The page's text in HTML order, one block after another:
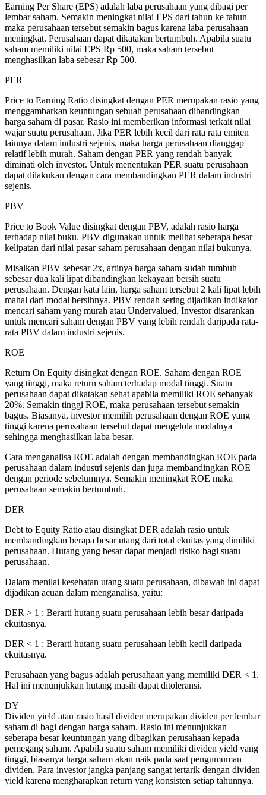
Earning Per Share (EPS) adalah laba perusahaan yang dibagi per
lembar saham. Semakin meningkat nilai EPS dari tahun ke tahun
maka perusahaan tersebut semakin bagus karena laba perusahaan
meningkat. Perusahaan dapat dikatakan bertumbuh. Apabila suatu
saham memiliki nilai EPS Rp 500, maka saham tersebut
menghasilkan laba sebesar Rp 500.
PER
Price to Earning Ratio disingkat dengan PER merupakan rasio yang
menggambarkan keuntungan sebuah perusahaan dibandingkan
harga saham di pasar. Rasio ini memberikan informasi terkait nilai
wajar suatu perusahaan. Jika PER lebih kecil dari rata rata emiten
lainnya dalam industri sejenis, maka harga perusahaan dianggap
relatif lebih murah. Saham dengan PER yang rendah banyak
diminati oleh investor. Untuk menentukan PER suatu perusahaan
dapat dilakukan dengan cara membandingkan PER dalam industri
sejenis.
PBV
Price to Book Value disingkat dengan PBV, adalah rasio harga
terhadap nilai buku. PBV digunakan untuk melihat seberapa besar
kelipatan dari nilai pasar saham perusahaan dengan nilai bukunya.
Misalkan PBV sebesar 2x, artinya harga saham sudah tumbuh
sebesar dua kali lipat dibandingkan kekayaan bersih suatu
perusahaan. Dengan kata lain, harga saham tersebut 2 kali lipat lebih
mahal dari modal bersihnya. PBV rendah sering dijadikan indikator
mencari saham yang murah atau Undervalued. Investor disarankan
untuk mencari saham dengan PBV yang lebih rendah daripada rata-
rata PBV dalam industri sejenis.
ROE
Return On Equity disingkat dengan ROE. Saham dengan ROE
yang tinggi, maka return saham terhadap modal tinggi. Suatu
perusahaan dapat dikatakan sehat apabila memiliki ROE sebanyak
20%. Semakin tinggi ROE, maka perusahaan tersebut semakin
bagus. Biasanya, investor memilih perusahaan dengan ROE yang
tinggi karena perusahaan tersebut dapat mengelola modalnya
sehingga menghasilkan laba besar.
Cara menganalisa ROE adalah dengan membandingkan ROE pada
perusahaan dalam industri sejenis dan juga membandingkan ROE
dengan periode sebelumnya. Semakin meningkat ROE maka
perusahaan semakin bertumbuh.
DER
Debt to Equity Ratio atau disingkat DER adalah rasio untuk
membandingkan berapa besar utang dari total ekuitas yang dimiliki
perusahaan. Hutang yang besar dapat menjadi risiko bagi suatu
perusahaan.
Dalam menilai kesehatan utang suatu perusahaan, dibawah ini dapat
dijadikan acuan dalam menganalisa, yaitu:
DER > 1 : Berarti hutang suatu perusahaan lebih besar daripada
ekuitasnya.
DER < 1 : Berarti hutang suatu perusahaan lebih kecil daripada
ekuitasnya.
Perusahaan yang bagus adalah perusahaan yang memiliki DER < 1.
Hal ini menunjukkan hutang masih dapat ditoleransi.
DY
Dividen yield atau rasio hasil dividen merupakan dividen per lembar
saham di bagi dengan harga saham. Rasio ini menunjukkan
seberapa besar keuntungan yang dibagikan perusahaan kepada
pemegang saham. Apabila suatu saham memiliki dividen yield yang
tinggi, biasanya harga saham akan naik pada saat pengumuman
dividen. Para investor jangka panjang sangat tertarik dengan dividen
yield karena mengharapkan return yang konsisten setiap tahunnya.